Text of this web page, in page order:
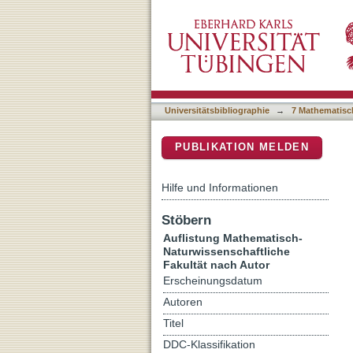
Universitätsbibliographie → 7
PUBLIKATION MELDEN
Hilfe und Informationen
Stöbern
Auflistung Mathematisch-
Naturwissenschaftliche
Fakultät nach Autor
Erscheinungsdatum
Autoren
Titel
DDC-Klassifikation